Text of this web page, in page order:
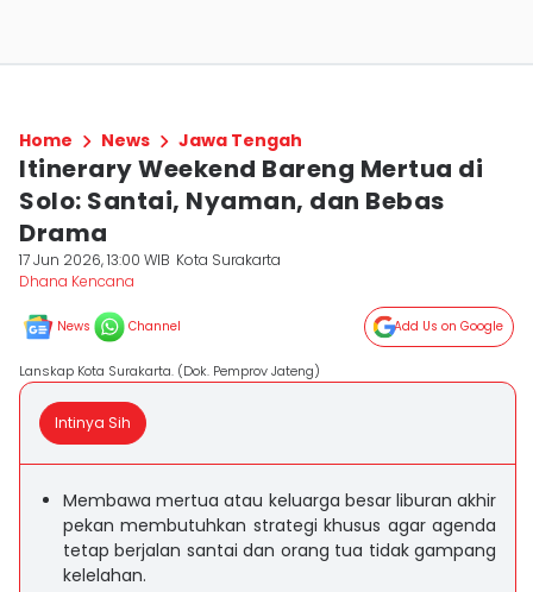
Home News Jawa Tengah
Itinerary Weekend Bareng Mertua di
Solo: Santai, Nyaman, dan Bebas
Drama
17 Jun 2026, 13:00 WIB Kota Surakarta
Dhana Kencana
News Channel Add Us on Google
Lanskap Kota Surakarta. (Dok. Pemprov Jateng)
Intinya Sih
Membawa mertua atau keluarga besar liburan akhir
pekan membutuhkan strategi khusus agar agenda
tetap berjalan santai dan orang tua tidak gampang
kelelahan.